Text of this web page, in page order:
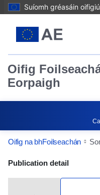
Suíomh gréasáin
Oifig
Eorpaigh
Oifig na bhFoilseachán
Publication
Publication detail